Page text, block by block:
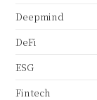
Deepmind
DeFi
ESG
Fintech